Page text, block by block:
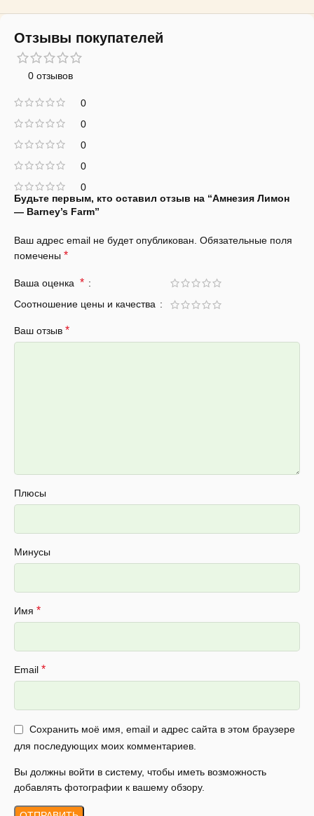
Отзывы покупателей
0 отзывов
0
0
0
0
0
Будьте первым, кто оставил отзыв на “Амнезия Лимон
— Barney’s Farm”
Ваш адрес email не будет опубликован. Обязательные поля
помечены *
Ваша оценка *
Соотношение цены и качества
Ваш отзыв *
Плюсы
Минусы
Имя *
Email *
Сохранить моё имя, email и адрес сайта в этом браузере
для последующих моих комментариев.
Вы должны войти в систему, чтобы иметь возможность
добавлять фотографии к вашему обзору.